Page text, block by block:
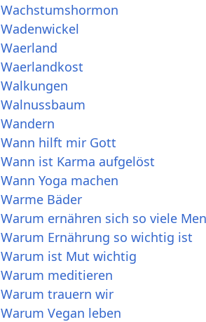
Wachstumshormon
Wadenwickel
Waerland
Waerlandkost
Walkungen
Walnussbaum
Wandern
Wann hilft mir Gott
Wann ist Karma aufgelöst
Wann Yoga machen
Warme Bäder
Warum ernähren sich so viele
Warum Ernährung so wichtig ist
Warum ist Mut wichtig
Warum meditieren
Warum trauern wir
Warum Vegan leben